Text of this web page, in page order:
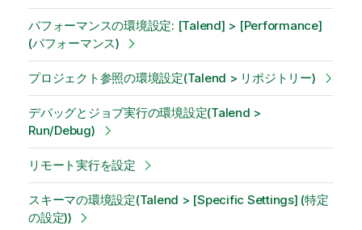
パフォーマンスの環境設定: [Talend] > [Performance]
(パフォーマンス)
プロジェクト参照の環境設定(Talend > リポジトリー)
デバッグとジョブ実行の環境設定(Talend >
Run/Debug)
リモート実行を設定
スキーマの環境設定(Talend > [Specific Settings] (特定
の設定))